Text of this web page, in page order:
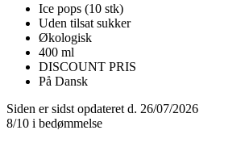
Ice pops (10 stk)
Uden tilsat sukker
Økologisk
400 ml
DISCOUNT PRIS
På Dansk
Siden er sidst opdateret d. 26/07/2026
8/10 i bedømmelse